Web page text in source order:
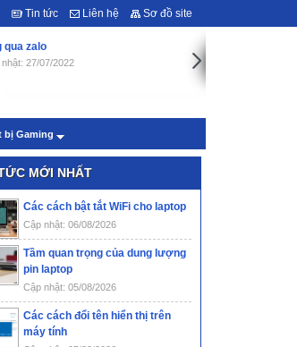
Tin tức Liên hệ Sơ đồ site
qua zalo
27/07/2022
bị Gaming
MỚI NHẤT
Các cách bật tắt WiFi cho laptop
Cập nhật: 06/08/2026
Tầm quan trọng của dung lượng
pin laptop
Cập nhật: 05/08/2026
Các cách đổi tên hiển thị trên
máy tính